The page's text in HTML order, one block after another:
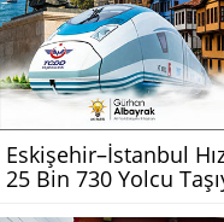
Eskişehir–İstanbul
25 Bin 730 Yolcu